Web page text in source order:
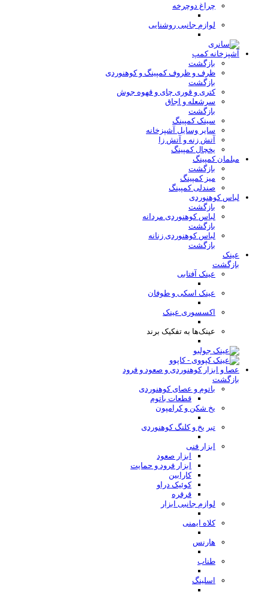
چراغ دوچرخه
لوازم جانبی روشنایی
آشپزخانه کمپ
بازگشت
ظرف و ظروف کمپینگ و کوهنوردی
بازگشت
کتری و قوری چای و قهوه جوش
سرشعله و اجاق
بازگشت
سینک کمپینگ
سایر وسایل آشپزخانه
آتش زنه و آتش زا
یخچال کمپینگ
مبلمان کمپینگ
بازگشت
میز کمپینگ
صندلی کمپینگ
لباس کوهنوردی
بازگشت
لباس کوهنوردی مردانه
بازگشت
لباس کوهنوردی زنانه
بازگشت
عینک
بازگشت
عینک آفتابی
عینک اسکی و طوفان
اکسسوری عینک
عینک‌ها به تفکیک برند
عصا و ابزار کوهنوردی و صعود و فرود
بازگشت
باتوم و عصای کوهنوردی
قطعات باتوم
یخ شکن و کرامپون
تبر یخ و کلنگ کوهنوردی
ابزار فنی
ابزار صعود
ابزار فرود و حمایت
کارابین
کوئیک دراو
قرقره
لوازم جانبی ابزار
کلاه ایمنی
هارنس
طناب
اسلینگ